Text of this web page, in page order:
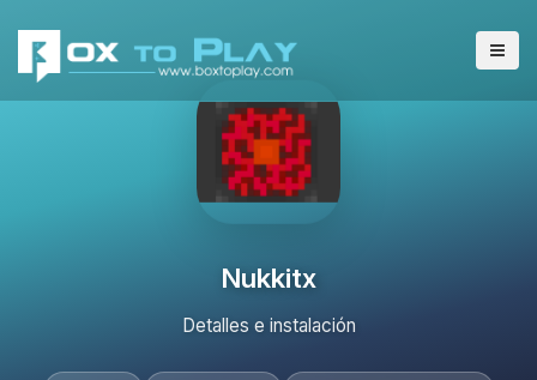
Nukkitx
Detalles e instalación